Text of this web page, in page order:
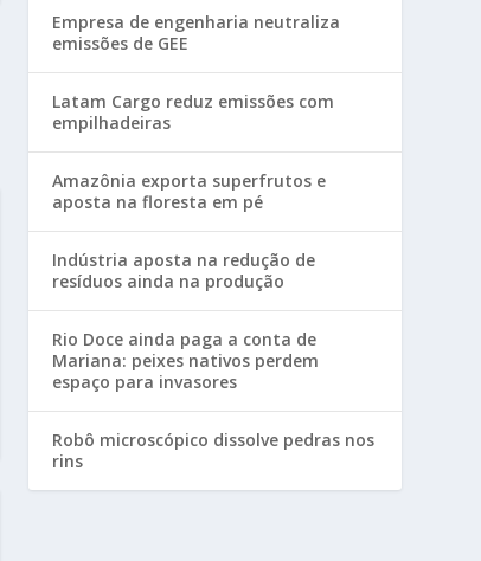
Empresa de engenharia neutraliza
emissões de GEE
Latam Cargo reduz emissões com
empilhadeiras
Amazônia exporta superfrutos e
aposta na floresta em pé
Indústria aposta na redução de
resíduos ainda na produção
Rio Doce ainda paga a conta de
Mariana: peixes nativos perdem
espaço para invasores
Robô microscópico dissolve pedras nos
rins